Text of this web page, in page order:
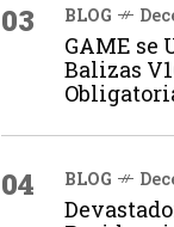
03 BLOG
GAME se
Balizas
04 BLOG